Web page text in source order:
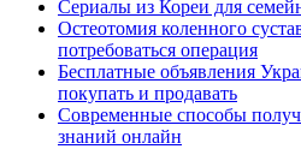
Сериалы из Кореи для
Остеотомия коленного
потребоваться операция
Бесплатные объявления
покупать и продавать
Современные способы
знаний онлайн